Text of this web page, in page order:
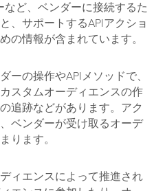
など、ベンダーに接続するた
、サポートするAPIアクショ
の情報が含まれています。
ーの操作やAPIメソッドで、
スタムオーディエンスの作
追跡などがあります。アク
ベンダーが受け取るオーデ
ります。
ィエンスによって推進され